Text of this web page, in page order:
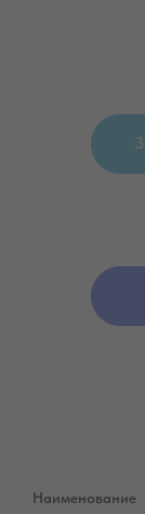
Наименование